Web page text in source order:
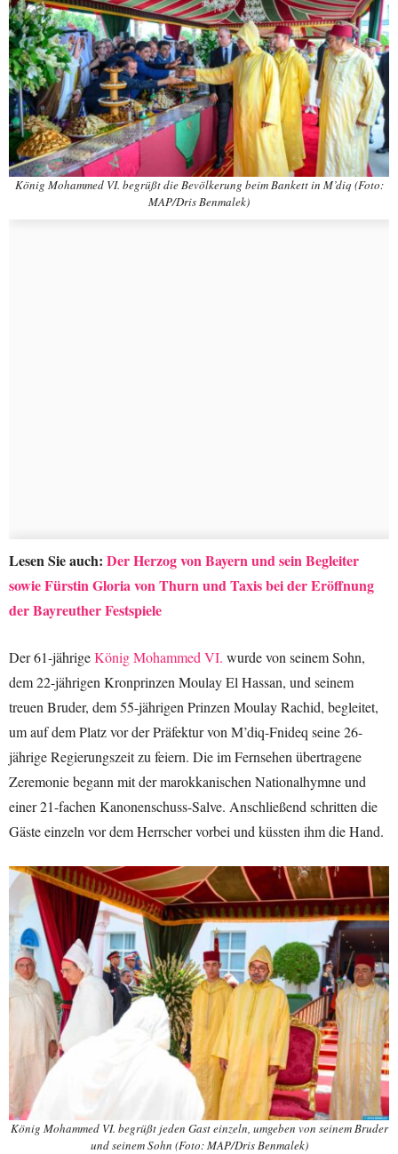
König Mohammed VI. begrüßt die Bevölkerung beim Bankett in M’diq (Foto:
MAP/Dris Benmalek)
Lesen Sie auch: Der Herzog von Bayern und sein Begleiter
sowie Fürstin Gloria von Thurn und Taxis bei der Eröffnung
der Bayreuther Festspiele
Der 61-jährigeKönig Mohammed VI. wurde von seinem Sohn,
dem 22-jährigen Kronprinzen Moulay El Hassan, und seinem
treuen Bruder, dem 55-jährigen Prinzen Moulay Rachid, begleitet,
um auf dem Platz vor der Präfektur von M’diq-Fnideq seine 26-
jährige Regierungszeit zu feiern. Die im Fernsehen übertragene
Zeremonie begann mit der marokkanischen Nationalhymne und
einer 21-fachen Kanonenschuss-Salve. Anschließend schritten die
Gäste einzeln vor dem Herrscher vorbei und küssten ihm die Hand.
König Mohammed VI. begrüßt jeden Gast einzeln, umgeben von seinem Bruder
und seinem Sohn (Foto: MAP/Dris Benmalek)